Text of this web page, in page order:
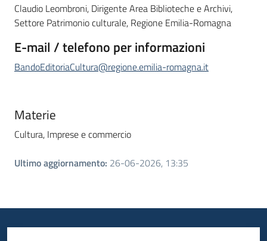
Claudio Leombroni, Dirigente Area Biblioteche e Archivi,
Settore Patrimonio culturale, Regione Emilia-Romagna
E-mail / telefono per informazioni
BandoEditoriaCultura@regione.emilia-romagna.it
Materie
Cultura, Imprese e commercio
Ultimo aggiornamento: 26-06-2026, 13:35